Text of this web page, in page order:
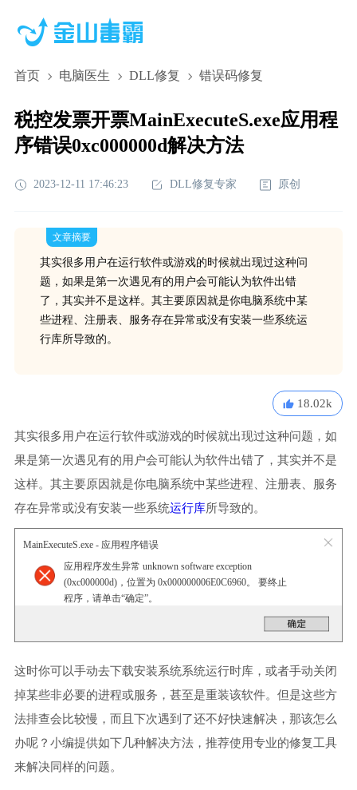
首页 电脑医生 DLL修复 错误码修复
税控发票开票MainExecuteS.exe应用程
序错误0xc000000d解决方法
2023-12-11 17:46:23 DLL修复专家 原创
文章摘要
其实很多用户在运行软件或游戏的时候就出现过这种问
题，如果是第一次遇见有的用户会可能认为软件出错
了，其实并不是这样。其主要原因就是你电脑系统中某
些进程、注册表、服务存在异常或没有安装一些系统运
行库所导致的。
18.02k
其实很多用户在运行软件或游戏的时候就出现过这种问题，如
果是第一次遇见有的用户会可能认为软件出错了，其实并不是
这样。其主要原因就是你电脑系统中某些进程、注册表、服务
存在异常或没有安装一些系统运行库所导致的。
MainExecuteS.exe - 应用程序错误
应用程序发生异常 unknown software exception
(0xc000000d)，位置为 0x000000006E0C6960。 要终止
程序，请单击“确定”。
这时你可以手动去下载安装系统系统运行时库，或者手动关闭
掉某些非必要的进程或服务，甚至是重装该软件。但是这些方
法排查会比较慢，而且下次遇到了还不好快速解决，那该怎么
办呢？小编提供如下几种解决方法，推荐使用专业的修复工具
来解决同样的问题。